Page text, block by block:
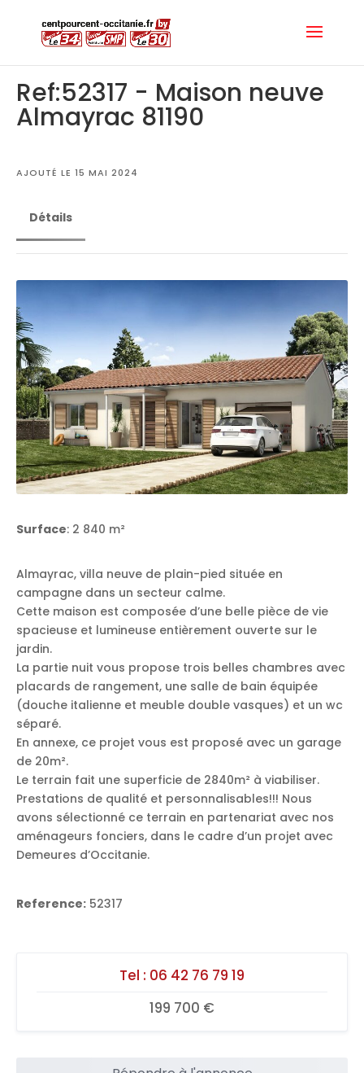
Ref:52317 - Maison neuve
Almayrac 81190
AJOUTÉ LE 15 MAI 2024
Détails
Surface: 2 840 m²
Almayrac, villa neuve de plain-pied située en
campagne dans un secteur calme.
Cette maison est composée d’une belle pièce de vie
spacieuse et lumineuse entièrement ouverte sur le
jardin.
La partie nuit vous propose trois belles chambres avec
placards de rangement, une salle de bain équipée
(douche italienne et meuble double vasques) et un wc
séparé.
En annexe, ce projet vous est proposé avec un garage
de 20m².
Le terrain fait une superficie de 2840m² à viabiliser.
Prestations de qualité et personnalisables!!! Nous
avons sélectionné ce terrain en partenariat avec nos
aménageurs fonciers, dans le cadre d’un projet avec
Demeures d’Occitanie.
Reference: 52317
Tel : 06 42 76 79 19
199 700 €